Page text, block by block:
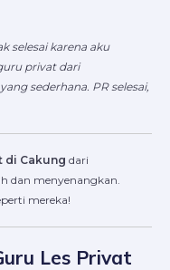
selesai karena aku
privat dari
sederhana. PR selesai,
di Cakung dari
dan menyenangkan.
mereka!
Les Privat